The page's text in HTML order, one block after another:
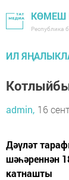
КӨМЕШ
Республика
ИЛ
admin, 16
Дәүләт
шәһәреннән
катнашты